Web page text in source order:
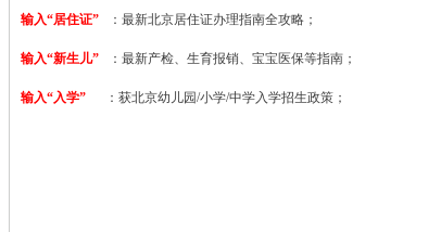
输入“居住证” ：最新北京居住证办理指南全攻略；
输入“新生儿” ：最新产检、生育报销、宝宝医保等指南；
输入“入学” ：获北京幼儿园/小学/中学入学招生政策；